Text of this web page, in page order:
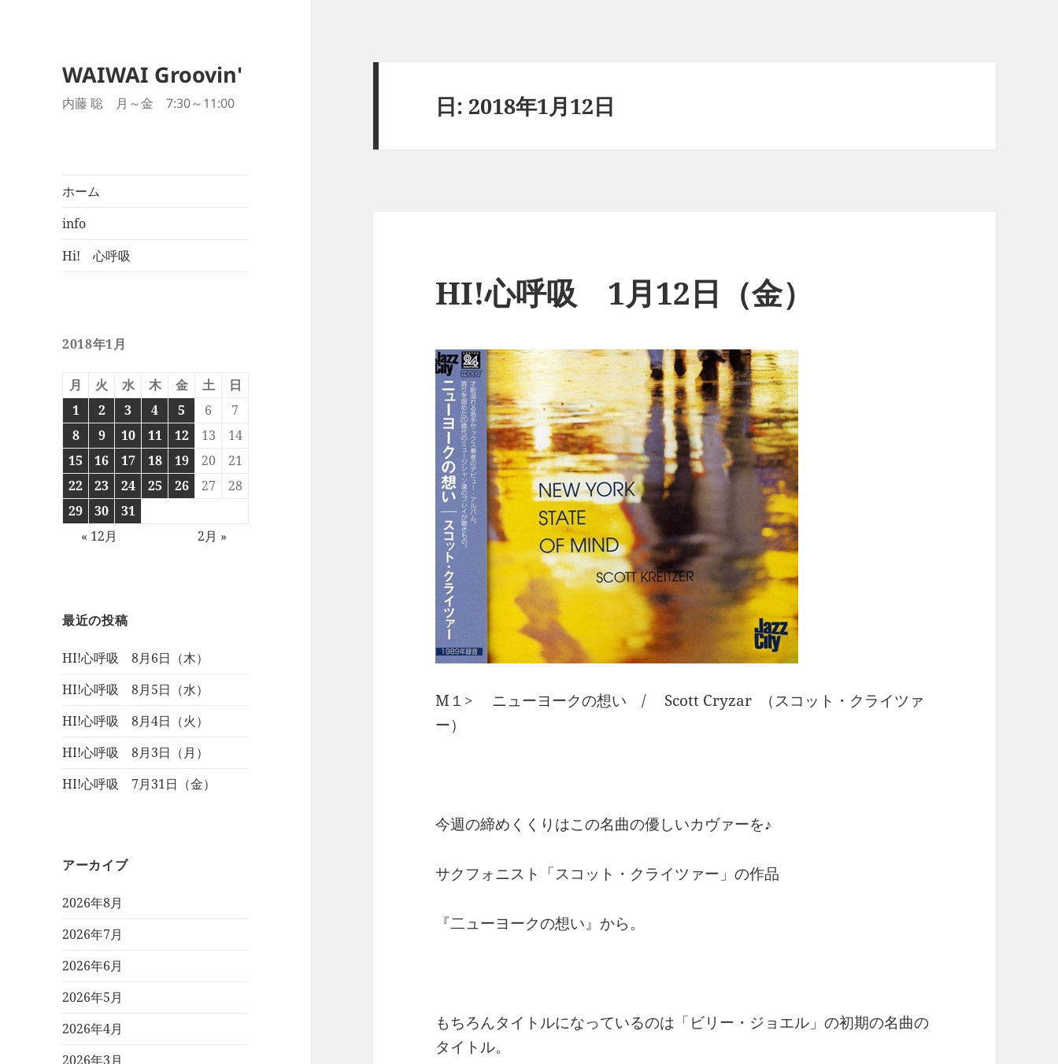
WAIWAI Groovin'
内藤 聡 月～金 7:30～11:00
ホーム
info
Hi! 心呼吸
2018年1月
月 火 水 木 金 土
日
1
2 3 4 5 6
7
8
9 10 11 12 13
14
15
16 17 18 19 20
21
22
23 24 25 26 27
28
29
30
31
« 12月
2月 »
最近の投稿
HI!心呼吸 8月6日（木）
HI!心呼吸 8月5日（水）
HI!心呼吸 8月4日（火）
HI!心呼吸 8月3日（月）
HI!心呼吸 7月31日（金）
アーカイブ
2026年8月
2026年7月
2026年6月
2026年5月
2026年4月
2026年3月
日: 2018年1月12日
HI!心呼吸 1月12日（金）
M１> ニューヨークの想い / Scott Cryzar （スコット・クライツァ
ー）
今週の締めくくりはこの名曲の優しいカヴァーを♪
サクフォニスト「スコット・クライツァー」の作品
『二ューヨークの想い』から。
もちろんタイトルになっているのは「ビリー・ジョエル」の初期の名曲の
タイトル。